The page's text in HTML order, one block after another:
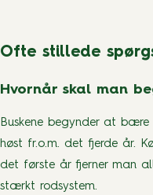
Ofte stillede
Hvornår skal man
Buskene begynder at
høst fr.o.m. det fjerde år.
det første år fjerner man
stærkt rodsystem.